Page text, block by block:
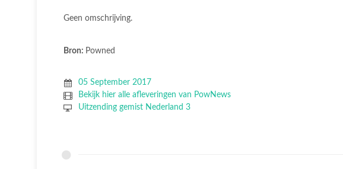
Geen omschrijving.
Bron: Powned
05 September 2017
Bekijk hier alle afleveringen van PowNews
Uitzending gemist Nederland 3